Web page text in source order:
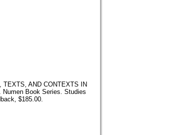
TEXTS, AND CONTEXTS IN
Numen Book Series. Studies
$185.00.